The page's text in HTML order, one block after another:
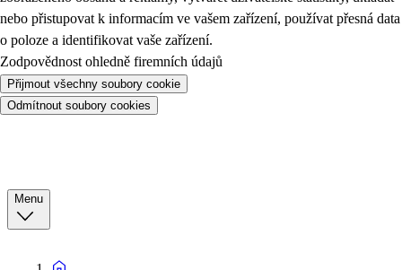
nebo přistupovat k informacím ve vašem zařízení, používat přesná data
o poloze a identifikovat vaše zařízení.
Zodpovědnost ohledně firemních údajů
Přijmout všechny soubory cookie
Odmítnout soubory cookies
Menu